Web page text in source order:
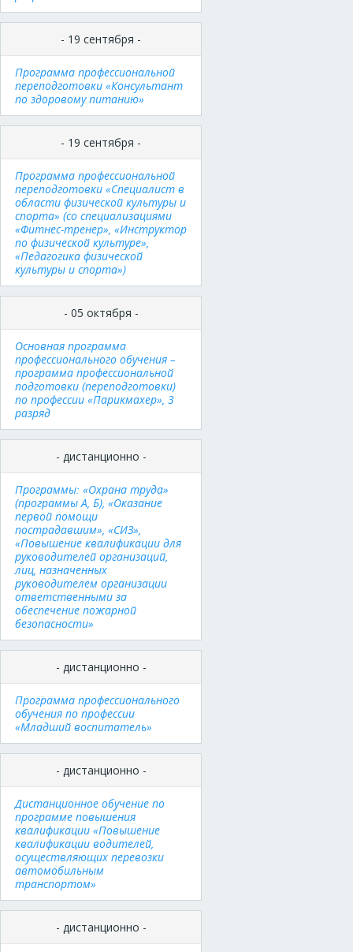
- 19 сентября -
Программа профессиональной
переподготовки «Консультант
по здоровому питанию»
- 19 сентября -
Программа профессиональной
переподготовки «Специалист в
области физической культуры и
спорта» (со специализациями
«Фитнес-тренер», «Инструктор
по физической культуре»,
«Педагогика физической
культуры и спорта»)
- 05 октября -
Основная программа
профессионального обучения –
программа профессиональной
подготовки (переподготовки)
по профессии «Парикмахер», 3
разряд
- дистанционно -
Программы: «Охрана труда»
(программы А, Б), «Оказание
первой помощи
пострадавшим», «СИЗ»,
«Повышение квалификации для
руководителей организаций,
лиц, назначенных
руководителем организации
ответственными за
обеспечение пожарной
безопасности»
- дистанционно -
Программа профессионального
обучения по профессии
«Младший воспитатель»
- дистанционно -
Дистанционное обучение по
программе повышения
квалификации «Повышение
квалификации водителей,
осуществляющих перевозки
автомобильным
транспортом»
- дистанционно -